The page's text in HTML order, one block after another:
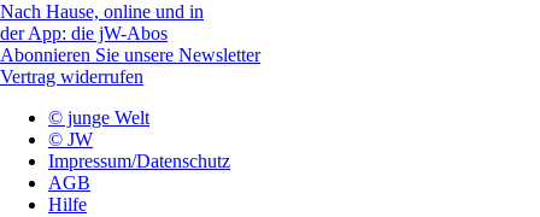
Nach Hause, online und in
der App: die jW-Abos
Abonnieren Sie unsere Newsletter
Vertrag widerrufen
© junge Welt
© JW
Impressum/Datenschutz
AGB
Hilfe